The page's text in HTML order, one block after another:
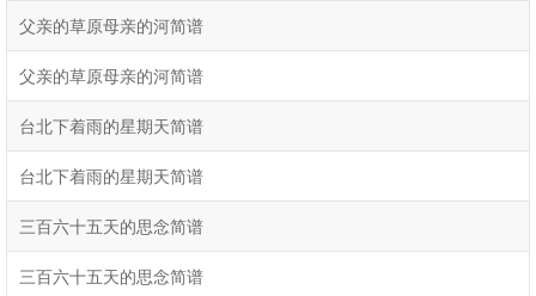
父亲的草原母亲的河简谱
父亲的草原母亲的河简谱
台北下着雨的星期天简谱
台北下着雨的星期天简谱
三百六十五天的思念简谱
三百六十五天的思念简谱